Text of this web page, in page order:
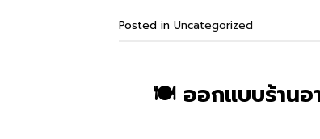
Posted in Uncategorized
🍽️ ออกแบบร้านอ